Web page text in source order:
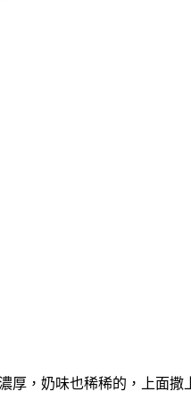
厚，奶味也稀稀的，上面撒